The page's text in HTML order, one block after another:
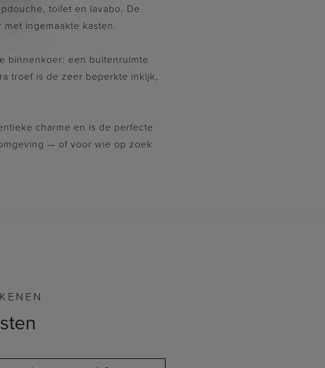
toilet en lavabo. De
ingemaakte kasten.
binnenkoer: een buitenruimte
troef is de zeer beperkte inkijk,
charme en is de perfecte
— of voor wie op zoek